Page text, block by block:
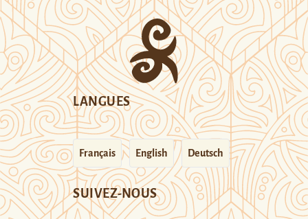
LANGUES
Français English Deutsch
SUIVEZ-NOUS